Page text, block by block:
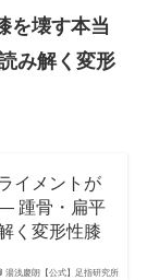
を壊す本当
み解く変形
湯浅慶朗【公式】足指研究所
イメントが
踵骨・扁平
く変形性膝